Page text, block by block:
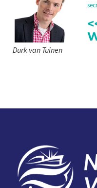
Durk van Tuinen